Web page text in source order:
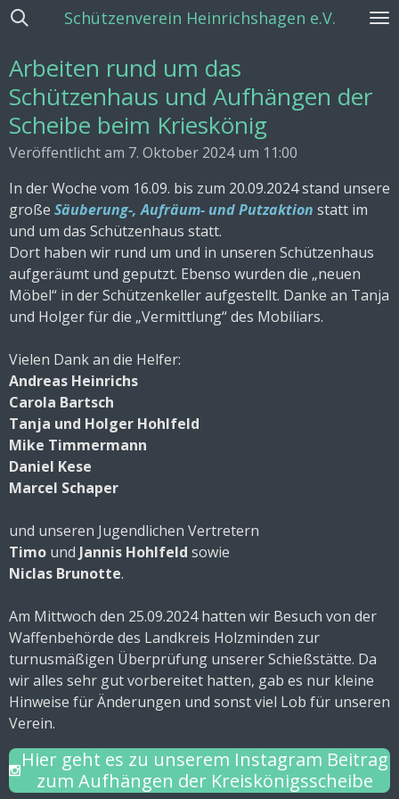
Zum
springen
Schützenverein Heinrichshagen e.V.
Arbeiten rund um das
Schützenhaus und Aufhängen der
Scheibe beim Krieskönig
Veröffentlicht am 7. Oktober 2024 um 11:00
In der Woche vom 16.09. bis zum 20.09.2024 stand unsere
große Säuberung-, Aufräum- und Putzaktion statt im
und um das Schützenhaus statt.
Dort haben wir rund um und in unseren Schützenhaus
aufgeräumt und geputzt. Ebenso wurden die „neuen
Möbel“ in der Schützenkeller aufgestellt. Danke an Tanja
und Holger für die „Vermittlung“ des Mobiliars.
Vielen Dank an die Helfer:
Andreas Heinrichs
Carola Bartsch
Tanja und Holger Hohlfeld
Mike Timmermann
Daniel Kese
Marcel Schaper
und unseren Jugendlichen Vertretern
Timo und Jannis Hohlfeld sowie
Niclas Brunotte.
Am Mittwoch den 25.09.2024 hatten wir Besuch von der
Waffenbehörde des Landkreis Holzminden zur
turnusmäßigen Überprüfung unserer Schießstätte. Da
wir alles sehr gut vorbereitet hatten, gab es nur kleine
Hinweise für Änderungen und sonst viel Lob für unseren
Verein.
Hier geht es zu unserem Instagram Beitrag
zum Aufhängen der Kreiskönigsscheibe